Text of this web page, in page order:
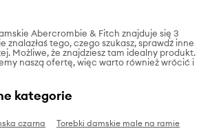
Abercrombie & Fitch znajduje się 3
znalazłaś tego, czego szukasz, sprawdź inne
Możliwe, że znajdziesz tam idealny produkt.
naszą ofertę, więc warto również wrócić i
kategorie
czarna
Torebki damskie male na ramie